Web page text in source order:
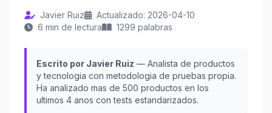
Javier Ruiz
Actualizado: 2026-04-10
6 min de lectura
1299 palabras
Escrito por Javier Ruiz — Analista de productos
y tecnologia con metodologia de pruebas propia.
Ha analizado mas de 500 productos en los
ultimos 4 anos con tests estandarizados.